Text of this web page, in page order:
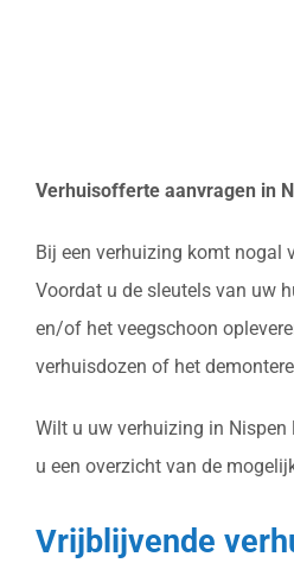
Verhuisofferte aanvragen in
Bij een verhuizing komt nogal
Voordat u de sleutels van uw
en/of het veegschoon
verhuisdozen of het
Wilt u uw verhuizing in
u een overzicht van de
Vrijblijvende